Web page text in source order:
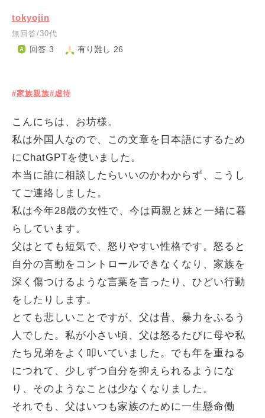
tokyojin
無回答/30代
回答 3 有り難し 26
#家族親族#虐待
こんにちは、お坊様。
私は外国人なので、この文章を日本語にするため
にChatGPTを使いました。
本当に誰に相談したらいいのかわからず、こうし
てご連絡しました。
私は今年28歳の女性で、今は両親と妹と一緒に暮
らしています。
父はとても短気で、怒りやすい性格です。怒ると
自分の言動をコントロールできなくなり、家族を
深く傷つけるような言葉を言ったり、ひどい行動
をしたりします。
とても悲しいことですが、父は昔、暴力をふるう
人でした。私が小さい頃、父は怒るたびに母や私
たち兄弟をよく叩いていました。でも年を重ねる
につれて、少しずつ自分を抑えられるようにな
り、そのようなことは少なくなりました。
それでも、父はいつも家族のために一生懸命働